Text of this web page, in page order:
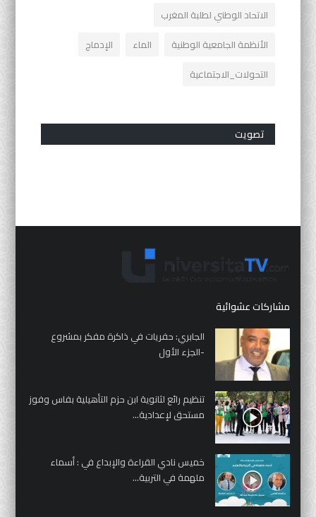
الاتحاد الوطني لطلبة المغرب
الأنظمة الجامعية الوطنية
الماء
الإدماج
التحولات_الاجتماعية
تصويت
مشاركات عشوائية
الجابري: حفريات في ذاكرة مفكر بمشروع
-الجزء الأول
تنظيم رائع لثانوية ابن حزم التأهيلية بفاس وفوز
مستحق لإعدادية...
خميس نادي القراءة والإبداع في : أسماء
ملهمة في التربية...